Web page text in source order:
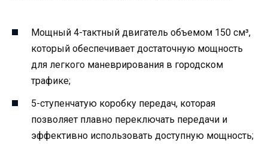
Мощный 4-тактный двигатель объемом 150 см³,
который обеспечивает достаточную мощность
для легкого маневрирования в городском
трафике;
5-ступенчатую коробку передач, которая
позволяет плавно переключать передачи и
эффективно использовать доступную мощность;